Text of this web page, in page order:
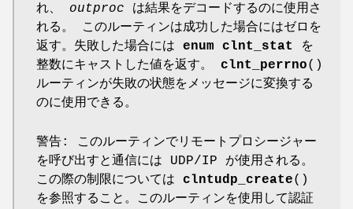
れ、 outproc は結果をデコードするのに使用さ
れる。 このルーティンは成功した場合にはゼロを
返す。失敗した場合には enum clnt_stat
を
整数にキャストした値を返す。 clnt_perrno()
ルーティンが失敗の状態をメッセージに変換する
のに使用できる。
警告: このルーティンでリモートプロシージャー
を呼び出すと通信には UDP/IP が使用される。
この際の制限については clntudp_create()
を参照すること。このルーティンを使用して認証